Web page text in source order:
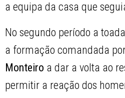
a equipa da casa que
No segundo período a
a formação comandada
Monteiro a dar a volta ao
permitir a reação dos